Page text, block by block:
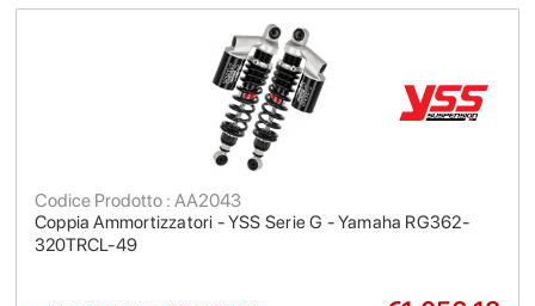
Coppia Ammortizzatori - YSS Serie G - Yamaha RG362-
320TRCL-49
Codice Prodotto : AA2043